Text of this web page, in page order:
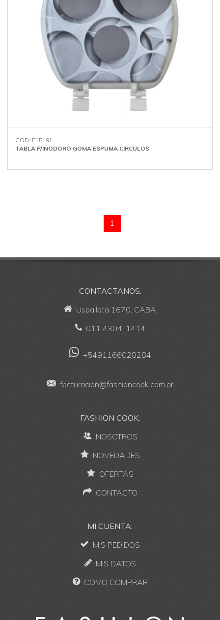
COD: E15191
TABLA P/INODORO GOMA ESPUMA CIRCULOS
1
CONTACTANOS:
Uspallata 1670, CABA
011 4304-1414
+5491166028284
facturacion@fashioncook.com.ar
FASHION COOK:
NOSOTROS
NOVEDADES
OFERTAS
CONTACTO
MI CUENTA:
MIS PEDIDOS
MIS DATOS
COMO COMPRAR